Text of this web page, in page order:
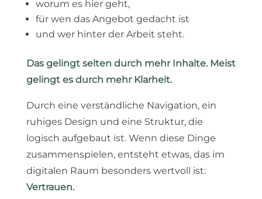
worum es hier geht,
für wen das Angebot gedacht ist
und wer hinter der Arbeit steht.
Das gelingt selten durch mehr Inhalte. Meist
gelingt es durch mehr Klarheit.
Durch eine verständliche Navigation, ein
ruhiges Design und eine Struktur, die
logisch aufgebaut ist. Wenn diese Dinge
zusammenspielen, entsteht etwas, das im
digitalen Raum besonders wertvoll ist:
Vertrauen.